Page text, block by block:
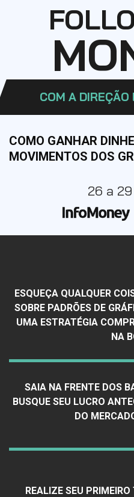
COM A
COMO GANHAR
MOVIMENTOS DOS
26 a
ESQUEÇA QUALQUER
SOBRE PADRÕES DE
UMA ESTRATÉGIA
NA
SAIA NA FRENTE DOS
BUSQUE SEU LUCRO
DO
REALIZE SEU